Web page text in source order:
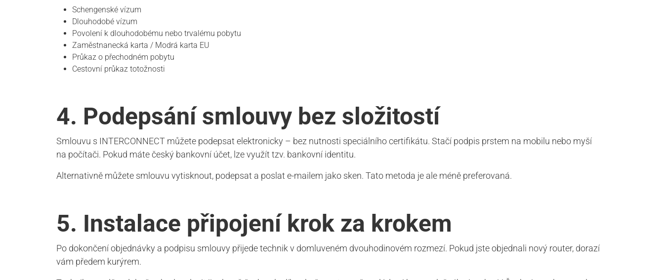
Schengenské vízum
Dlouhodobé vízum
Povolení k dlouhodobému nebo trvalému pobytu
Zaměstnanecká karta / Modrá karta EU
Průkaz o přechodném pobytu
Cestovní průkaz totožnosti
4. Podepsání smlouvy bez složitostí
Smlouvu s INTERCONNECT můžete podepsat elektronicky – bez nutnosti speciálního certifikátu. Stačí podpis prstem na mobilu nebo myší
na počítači. Pokud máte český bankovní účet, lze využít tzv. bankovní identitu.
Alternativně můžete smlouvu vytisknout, podepsat a poslat e-mailem jako sken. Tato metoda je ale méně preferovaná.
5. Instalace připojení krok za krokem
Po dokončení objednávky a podpisu smlouvy přijede technik v domluveném dvouhodinovém rozmezí. Pokud jste objednali nový router, dorazí
vám předem kurýrem.